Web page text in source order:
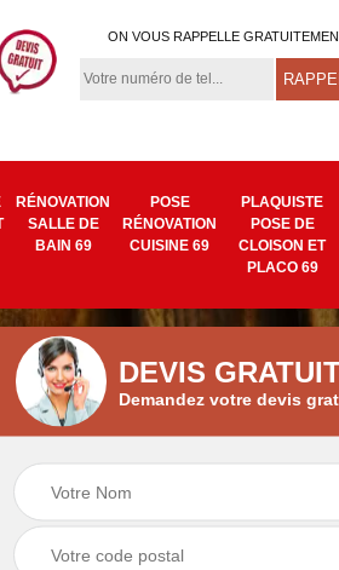
ON VOUS RAPPELLE
RÉNOVATION
SALLE DE
BAIN 69
POSE
RÉNOVATION
CUISINE 69
PLAQUISTE
POSE DE
CLOISON ET
PLACO 69
Isolation mur
intérieur 69
DEVIS
Demandez votre devis